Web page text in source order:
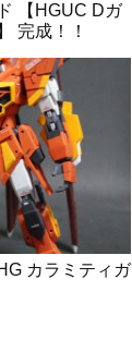
【HGUC Dガ
完成！！
カラミティガ